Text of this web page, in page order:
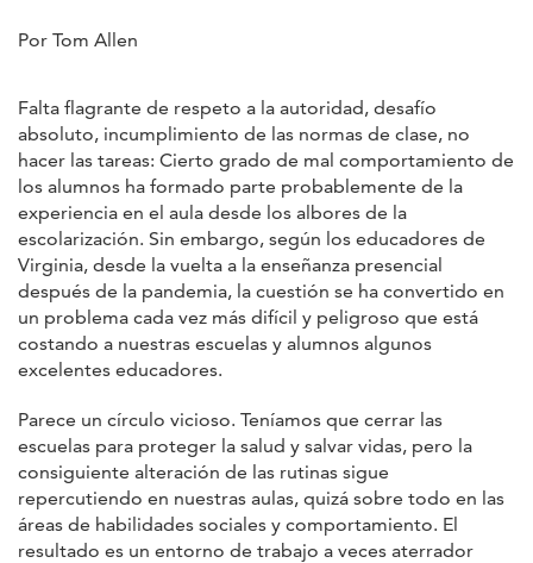
Por Tom Allen
Falta flagrante de respeto a la autoridad, desafío
absoluto, incumplimiento de las normas de clase, no
hacer las tareas: Cierto grado de mal comportamiento de
los alumnos ha formado parte probablemente de la
experiencia en el aula desde los albores de la
escolarización. Sin embargo, según los educadores de
Virginia, desde la vuelta a la enseñanza presencial
después de la pandemia, la cuestión se ha convertido en
un problema cada vez más difícil y peligroso que está
costando a nuestras escuelas y alumnos algunos
excelentes educadores.
Parece un círculo vicioso. Teníamos que cerrar las
escuelas para proteger la salud y salvar vidas, pero la
consiguiente alteración de las rutinas sigue
repercutiendo en nuestras aulas, quizá sobre todo en las
áreas de habilidades sociales y comportamiento. El
resultado es un entorno de trabajo a veces aterrador